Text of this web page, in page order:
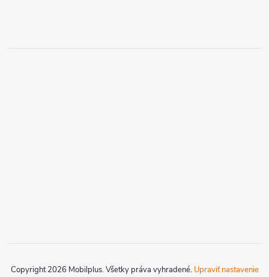
Copyright 2026 Mobilplus. Všetky práva vyhradené. Upraviť nastavenie